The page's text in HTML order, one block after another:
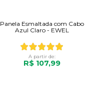
Panela Esmaltada com Cabo
Azul Claro - EWEL
A partir de:
R$ 107,99